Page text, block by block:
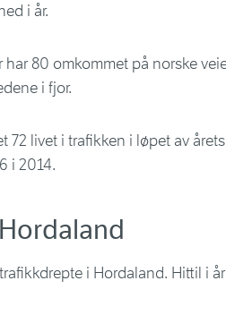
i år.
har 80 omkommet på norske
i fjor.
72 livet i trafikken i løpet av
i 2014.
i Hordaland. Hittil i